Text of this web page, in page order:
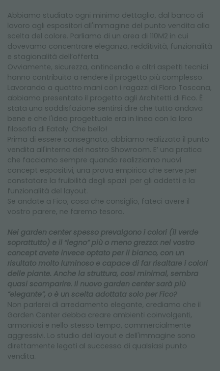
Abbiamo studiato ogni minimo dettaglio, dal banco di
lavoro agli espositori all'immagine del punto vendita alla
scelta del colore. Parliamo di un area di 110M2 in cui
dovevamo concentrare eleganza, redditività, funzionalità
e stagionalità dell’offerta.
Ovviamente, sicurezza, antincendio e altri aspetti tecnici
hanno contribuito a rendere il progetto più complesso.
Lavorando a quattro mani con i ragazzi di Floro Toscana,
abbiamo presentato il progetto agli Architetti di Fico. È
stata una soddisfazione sentirsi dire che tutto andava
bene e che l'idea progettuale era in linea con la loro
filosofia di Eataly. Che bello!
Prima di essere consegnato, abbiamo realizzato il punto
vendita all'interno del nostro Showroom. E’ una pratica
che facciamo sempre quando realizziamo nuovi
concept espositivi, una prova empirica che serve per
constatare la fruibilità degli spazi per gli addetti e la
funzionalità del layout.
Se andate a Fico, cosa che consiglio, fateci avere il
vostro parere, ne faremo tesoro.
Nei garden center spesso prevalgono i colori (il verde
soprattutto) e il “legno” più o meno grezzo: nel vostro
concept avete invece optato per il bianco, con un
risultato molto luminoso e capace di far risaltare i colori
delle piante. Anche la struttura, così minimal, sembra
quasi scomparire. Il nuovo garden center sarà più
“elegante”, o è un scelta adottata solo per Fico?
Non parlerei di arredamento elegante, crediamo che il
Garden Center debba creare ambienti coinvolgenti,
armoniosi e nello stesso tempo, commercialmente
aggressivi. Lo studio del layout e dell'immagine sono
direttamente legati al successo di qualsiasi punto
vendita.